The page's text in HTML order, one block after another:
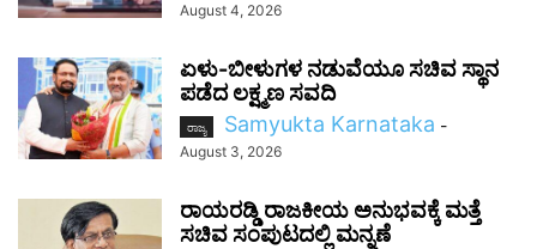
August 4, 2026
ಏಳು-ಬೀಳುಗಳ ನಡುವೆಯೂ ಸಚಿವ ಸ್ಥಾನ
ಪಡೆದ ಲಕ್ಷ್ಮಣ ಸವದಿ
ರಾಜ್ಯ Samyukta Karnataka -
August 3, 2026
ರಾಯರಡ್ಡಿ ರಾಜಕೀಯ ಅನುಭವಕ್ಕೆ ಮತ್ತೆ
ಸಚಿವ ಸಂಪುಟದಲ್ಲಿ ಮನ್ನಣೆ